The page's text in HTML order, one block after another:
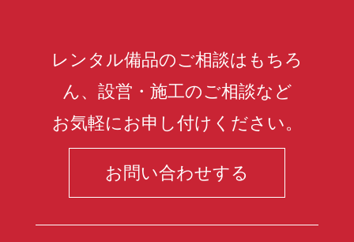
レンタル備品のご相談はもちろ
ん、設営・施工のご相談など
お気軽にお申し付けください。
お問い合わせする